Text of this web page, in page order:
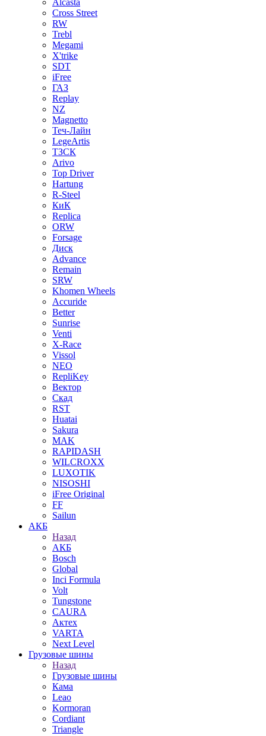
Alcasta
Cross Street
RW
Trebl
Megami
X'trike
SDT
iFree
ГАЗ
Replay
NZ
Magnetto
Теч-Лайн
LegeArtis
ТЗСК
Arivo
Top Driver
Hartung
R-Steel
КиК
Replica
ORW
Forsage
Диск
Advance
Remain
SRW
Khomen Wheels
Accuride
Better
Sunrise
Venti
X-Race
Vissol
NEO
RepliKey
Вектор
Скад
RST
Huatai
Sakura
MAK
RAPIDASH
WILCROXX
LUXOTIK
NISOSHI
iFree Original
FF
Sailun
АКБ
Назад
АКБ
Bosch
Global
Inci Formula
Volt
Tungstone
CAURA
Актех
VARTA
Next Level
Грузовые шины
Назад
Грузовые шины
Кама
Leao
Kormoran
Cordiant
Triangle